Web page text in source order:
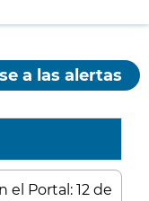
a las alertas
el Portal: 12 de